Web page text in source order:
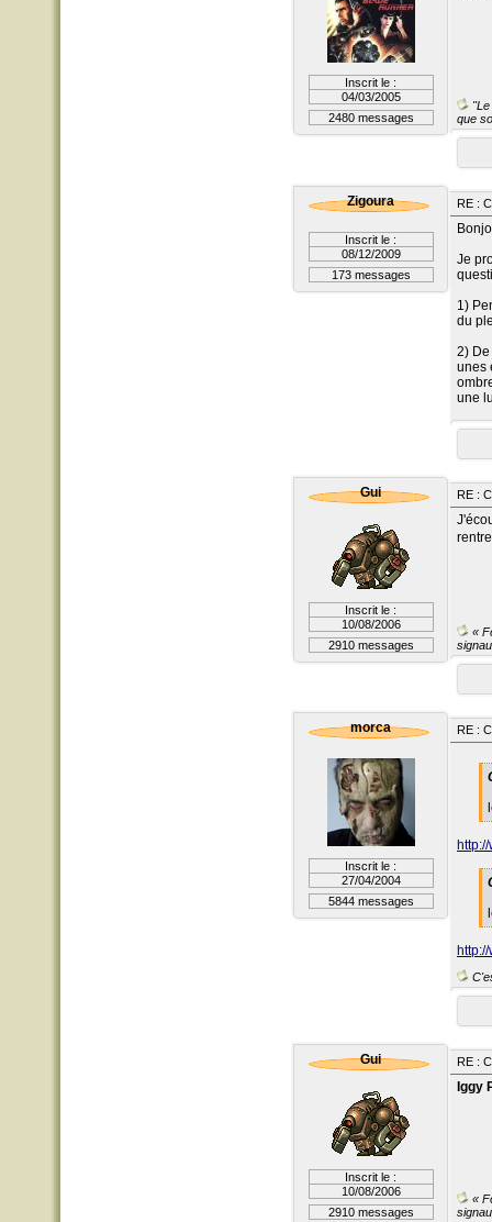
Inscrit le :
04/03/2005
2480 messages
que
Zigoura
Inscrit le :
08/12/2009
173 messages
RE :
Je
1)
du
2)
unes
une
Gui
Inscrit le :
10/08/2006
2910 messages
RE :
«
morca
Inscrit le :
27/04/2004
5844 messages
RE :
Gui
Inscrit le :
10/08/2006
2910 messages
RE :
Iggy
«